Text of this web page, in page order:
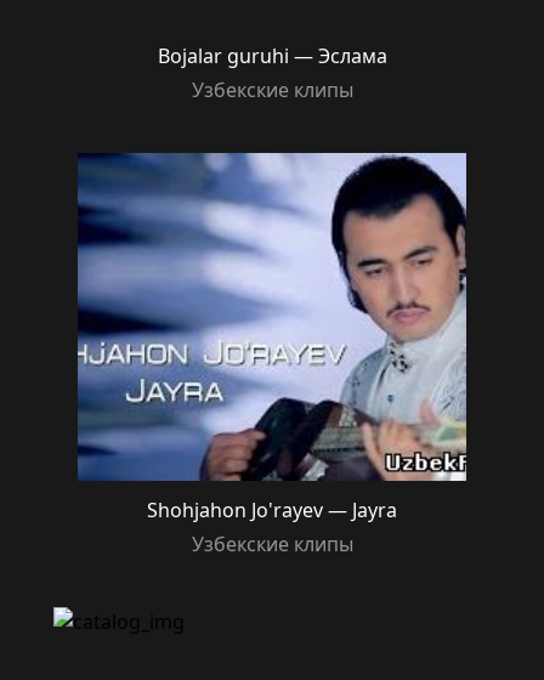
Bojalar guruhi — Эслама
Узбекские клипы
Shohjahon Jo'rayev — Jayra
Узбекские клипы